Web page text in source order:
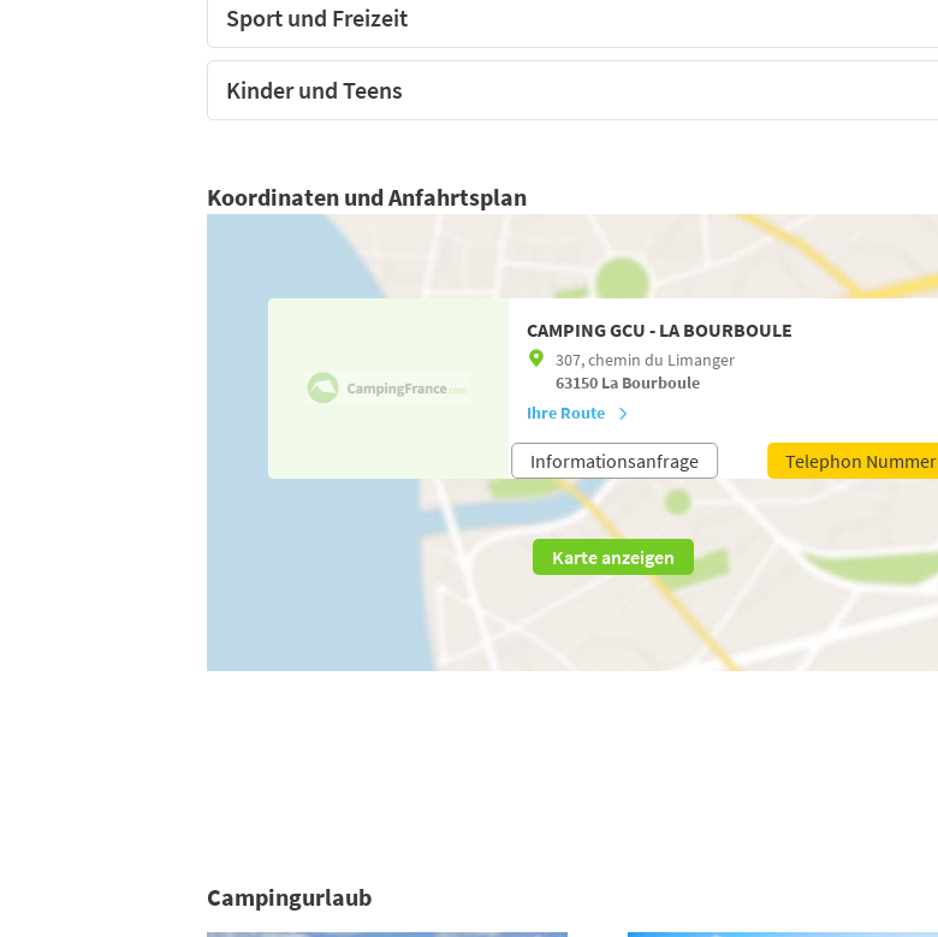
Sport und Freizeit
Kinder und Teens
Koordinaten und Anfahrtsplan
CAMPING GCU - LA BOURBOULE
307, chemin du Limanger
63150 La Bourboule
Ihre Route
Informationsanfrage Telephon Nummer
Karte anzeigen
Campingurlaub